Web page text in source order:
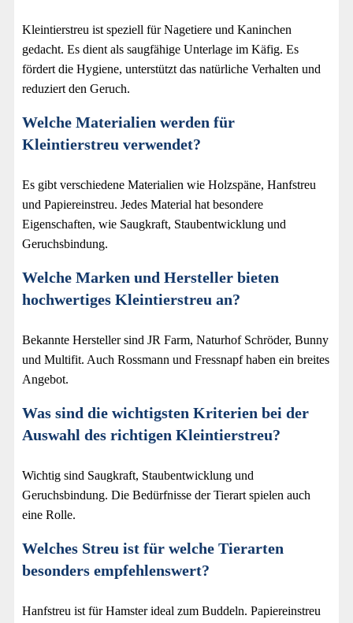
Kleintierstreu ist speziell für Nagetiere und Kaninchen
gedacht. Es dient als saugfähige Unterlage im Käfig. Es
fördert die Hygiene, unterstützt das natürliche Verhalten und
reduziert den Geruch.
Welche Materialien werden für
Kleintierstreu verwendet?
Es gibt verschiedene Materialien wie Holzspäne, Hanfstreu
und Papiereinstreu. Jedes Material hat besondere
Eigenschaften, wie Saugkraft, Staubentwicklung und
Geruchsbindung.
Welche Marken und Hersteller bieten
hochwertiges Kleintierstreu an?
Bekannte Hersteller sind JR Farm, Naturhof Schröder, Bunny
und Multifit. Auch Rossmann und Fressnapf haben ein breites
Angebot.
Was sind die wichtigsten Kriterien bei der
Auswahl des richtigen Kleintierstreu?
Wichtig sind Saugkraft, Staubentwicklung und
Geruchsbindung. Die Bedürfnisse der Tierart spielen auch
eine Rolle.
Welches Streu ist für welche Tierarten
besonders empfehlenswert?
Hanfstreu ist für Hamster ideal zum Buddeln. Papiereinstreu